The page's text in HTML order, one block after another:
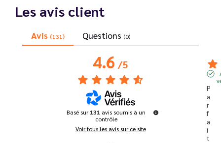
Les avis client
Avis (131) Questions (0)
4.6/5
Basé sur131 avis soumis à un
contrôle
Voir tous les avis sur ce site
P
a
r
f
a
i
t